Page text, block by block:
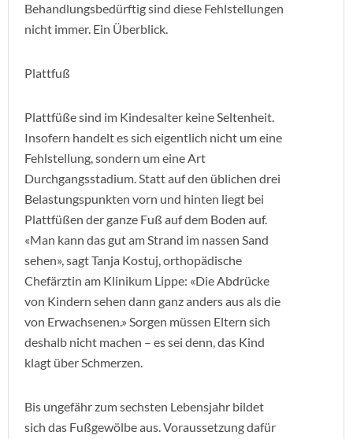
Behandlungsbedürftig sind diese Fehlstellungen
nicht immer. Ein Überblick.
Plattfuß
Plattfüße sind im Kindesalter keine Seltenheit.
Insofern handelt es sich eigentlich nicht um eine
Fehlstellung, sondern um eine Art
Durchgangsstadium. Statt auf den üblichen drei
Belastungspunkten vorn und hinten liegt bei
Plattfüßen der ganze Fuß auf dem Boden auf.
«Man kann das gut am Strand im nassen Sand
sehen», sagt Tanja Kostuj, orthopädische
Chefärztin am Klinikum Lippe: «Die Abdrücke
von Kindern sehen dann ganz anders aus als die
von Erwachsenen.» Sorgen müssen Eltern sich
deshalb nicht machen – es sei denn, das Kind
klagt über Schmerzen.
Bis ungefähr zum sechsten Lebensjahr bildet
sich das Fußgewölbe aus. Voraussetzung dafür